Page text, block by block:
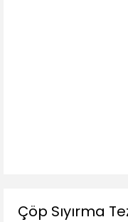
Çöp Sıyırma